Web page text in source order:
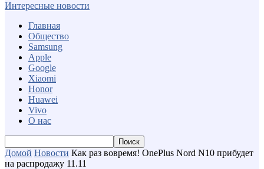
Интересные новости
Главная
Общество
Samsung
Apple
Google
Xiaomi
Honor
Huawei
Vivo
О нас
Домой Новости Как раз вовремя! OnePlus Nord N10 прибудет
на распродажу 11.11